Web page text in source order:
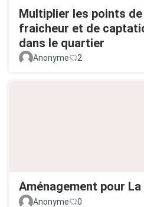
Multiplier les points
fraicheur et de
dans le quartier
Anonyme 2
Aménagement pour La
Anonyme
0